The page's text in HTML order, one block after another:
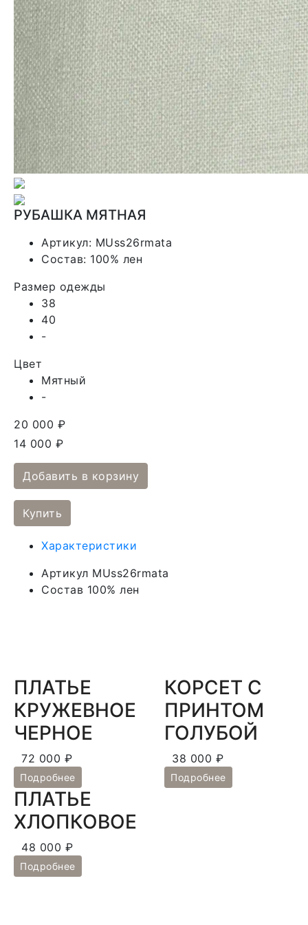
РУБАШКА МЯТНАЯ
Артикул: MUss26rmata
Состав: 100% лен
Размер одежды
38
40
-
Цвет
Мятный
-
20 000 ₽
14 000 ₽
Добавить в корзину
Купить
Характеристики
Артикул MUss26rmata
Состав 100% лен
ПЛАТЬЕ
КРУЖЕВНОЕ
ЧЕРНОЕ
72 000 ₽
Подробнее
КОРСЕТ С
ПРИНТОМ
ГОЛУБОЙ
38 000 ₽
Подробнее
ПЛАТЬЕ
ХЛОПКОВОЕ
48 000 ₽
Подробнее